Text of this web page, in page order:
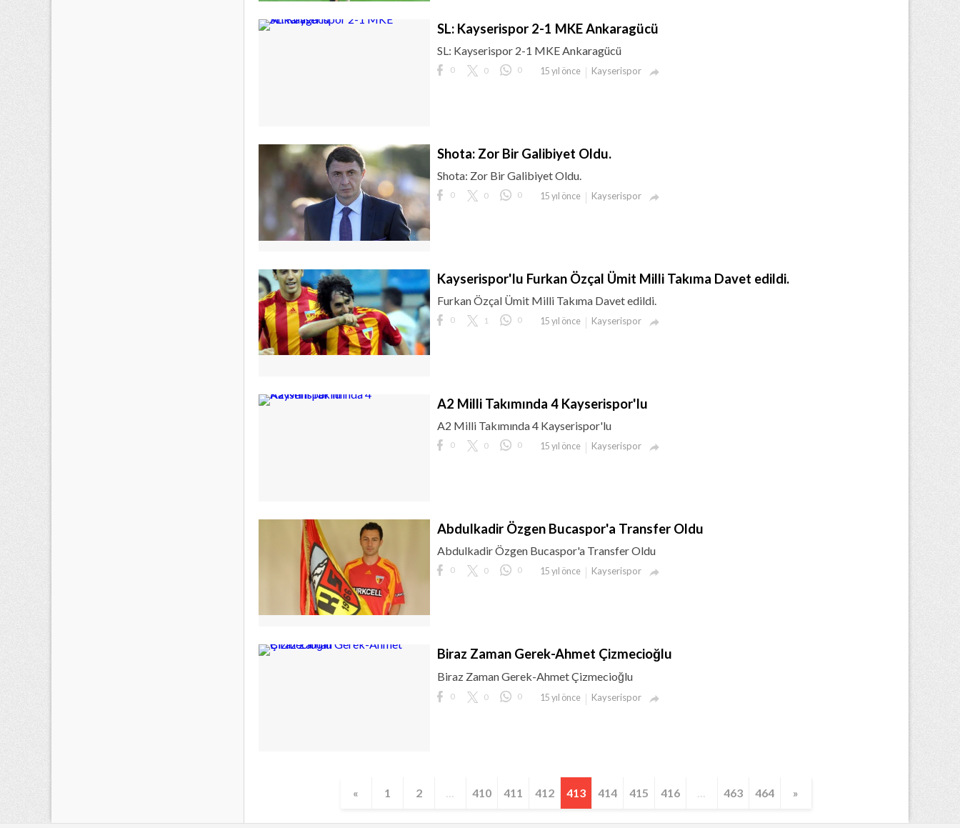
SL: Kayserispor 2-1 MKE Ankaragücü
SL: Kayserispor 2-1 MKE Ankaragücü
0 0 0 15 yıl önce Kayserispor 
Shota: Zor Bir Galibiyet Oldu.
Shota: Zor Bir Galibiyet Oldu.
0 0 0 15 yıl önce Kayserispor 
Kayserispor'lu Furkan Özçal Ümit Milli Takıma Davet edildi.
Furkan Özçal Ümit Milli Takıma Davet edildi.
0 1 0 15 yıl önce Kayserispor 
A2 Milli Takımında 4 Kayserispor'lu
A2 Milli Takımında 4 Kayserispor'lu
0 0 0 15 yıl önce Kayserispor 
Abdulkadir Özgen Bucaspor'a Transfer Oldu
Abdulkadir Özgen Bucaspor'a Transfer Oldu
0 0 0 15 yıl önce Kayserispor 
Biraz Zaman Gerek-Ahmet Çizmecioğlu
Biraz Zaman Gerek-Ahmet Çizmecioğlu
0 0 0 15 yıl önce Kayserispor 
« 1 2 410 411 412 413 414 415 416 463 464 »